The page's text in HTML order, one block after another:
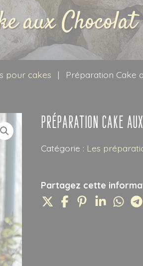
aux
pour cakes | Préparation Cake
Préparation Cake
Catégorie : Les
Partagez cette